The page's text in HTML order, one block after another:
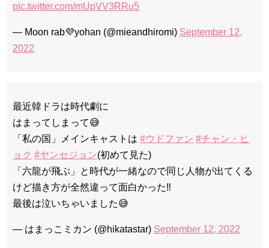
pic.twitter.com/mUpVV3RRu5
— Moon rab💜yohan (@mieandhiromi) September 12,
2022
最近韓ドラは時代劇に
はまってしまって😅
「私の国」メインキャストは #ウドファン #チャン・ヒ
ョク #ヤンセジョン(初めて見た)
「六龍が飛ぶ」と時代が一緒なので同じ人物が出てくる
けど描き方が全然違って面白かった‼️
最後は泣いちゃいました😅
— はまっこミカン (@hikatastar) September 12, 2022